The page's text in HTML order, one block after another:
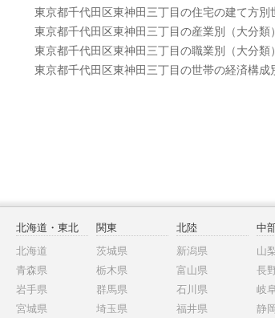
東京都千代田区東神田三丁目の住宅の建て方別
東京都千代田区東神田三丁目の産業別（大分
東京都千代田区東神田三丁目の職業別（大分類
東京都千代田区東神田三丁目の世帯の経済構成
北海道・東北
北海道
青森県
岩手県
宮城県
関東
茨城県
栃木県
群馬県
埼玉県
北陸
新潟県
富山県
石川県
福井県
中
山
長
岐
静